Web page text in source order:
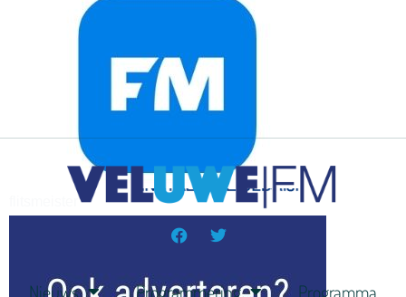
delangekortland
Nieuws Programmering
Programma